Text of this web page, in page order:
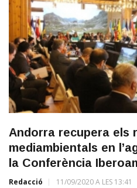
Andorra recupera els
mediambientals en
la Conferència
Redacció 11/09/2020 A LES 13:41